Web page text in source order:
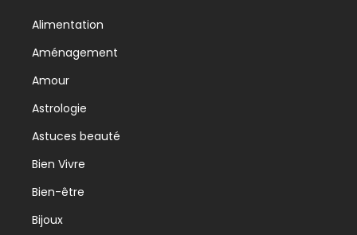
Alimentation
Aménagement
Amour
Astrologie
Astuces beauté
Bien Vivre
Bien-être
Bijoux